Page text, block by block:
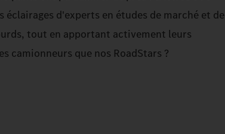
d'experts en études de marché et de
tout en apportant activement leurs
camionneurs que nos RoadStars ?